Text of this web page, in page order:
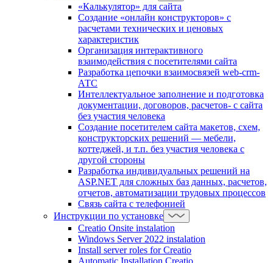
«Калькулятор» для сайта
Создание «онлайн конструкторов» с
расчетами технических и ценовых
характеристик
Организация интерактивного
взаимодействия с посетителями сайта
Разработка цепочки взаимосвязей web-crm-
АТС
Интеллектуальное заполнение и подготовка
документации, договоров, расчетов- с сайта
без участия человека
Создание посетителем сайта макетов, схем,
конструкторских решений — мебели,
коттеджей, и т.п. без участия человека с
другой стороны
Разработка индивидуальных решений на
ASP.NET для сложных баз данных, расчетов,
отчетов, автоматизации трудовых процессов
Связь сайта с телефонией
Инструкции по установке
Creatio Onsite instalation
Windows Server 2022 instalation
Install server roles for Creatio
Automatic Installation Creatio